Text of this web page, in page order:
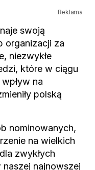
Reklama
swoją
organizacji za
niezwykłe
które w ciągu
na
polską
nominowanych,
na wielkich
zwykłych
najnowszej